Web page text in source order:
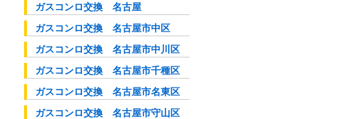
ガスコンロ交換 名古屋
ガスコンロ交換 名古屋市中区
ガスコンロ交換 名古屋市中川区
ガスコンロ交換 名古屋市千種区
ガスコンロ交換 名古屋市名東区
ガスコンロ交換 名古屋市守山区